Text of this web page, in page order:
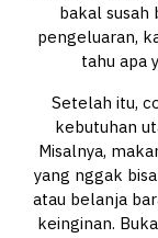
bakal susah
pengeluaran,
tahu apa
Setelah itu,
kebutuhan
Misalnya,
yang nggak
atau belanja
keinginan.